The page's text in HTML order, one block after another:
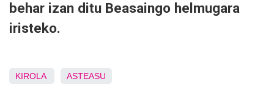
behar izan ditu Beasaingo helmugara
iristeko.
KIROLA ASTEASU